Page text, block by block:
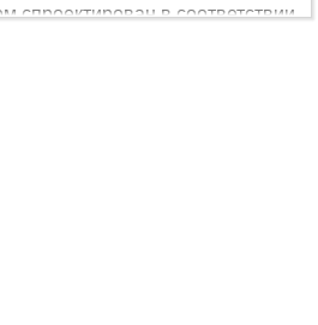
спроектирован в соответствии